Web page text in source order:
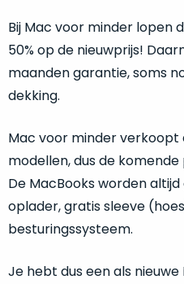
Bij Mac voor minder lopen
50% op de nieuwprijs!
maanden garantie, soms
dekking.
Mac voor minder
modellen, dus de
De MacBooks worden
oplader, gratis sleeve
besturingssysteem.
Je hebt dus een als
de
conditie
“als
nieuw”,
je
voor
een
product
dat
niet